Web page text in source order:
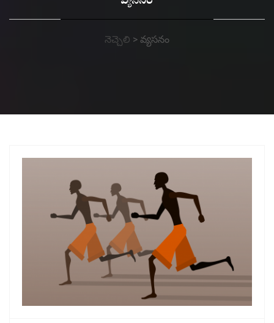
నెచ్చెలి > వ్యసనం